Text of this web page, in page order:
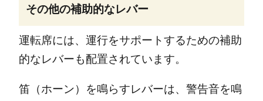
その他の補助的なレバー
運転席には、運行をサポートするための補助
的なレバーも配置されています。
笛（ホーン）を鳴らすレバーは、警告音を鳴